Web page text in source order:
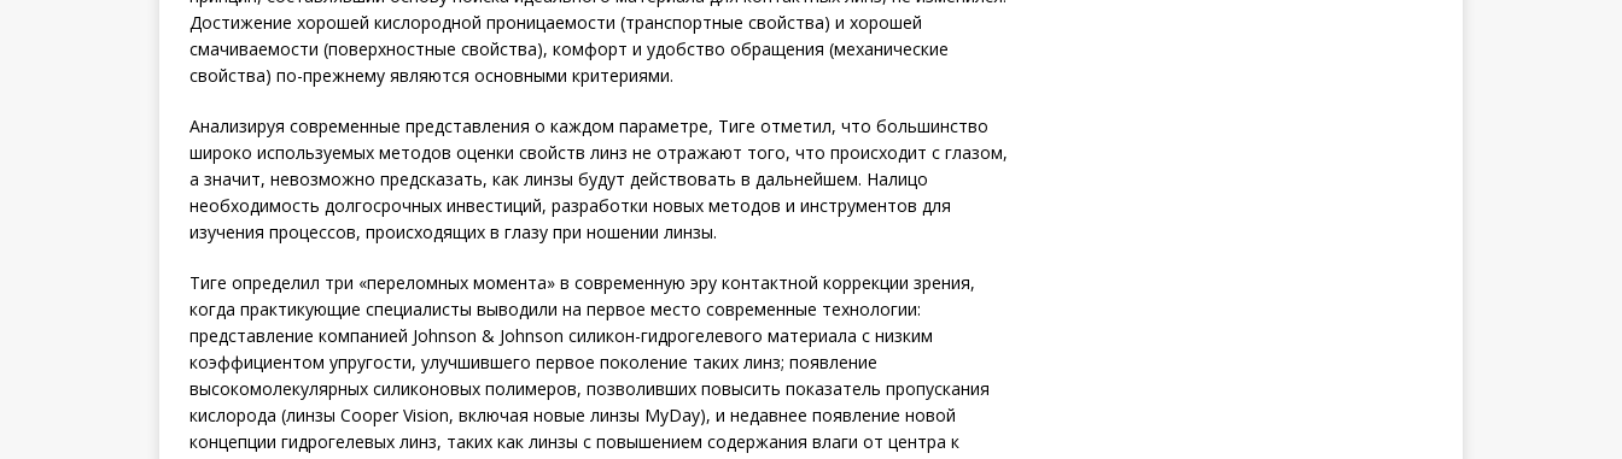
Достижение хорошей кислородной проницаемости (транспортные свойства) и хорошей
смачиваемости (поверхностные свойства), комфорт и удобство обращения (механические
свойства) по-прежнему являются основными критериями.
Анализируя современные представления о каждом параметре, Тиге отметил, что большинство
широко используемых методов оценки свойств линз не отражают того, что происходит с глазом,
а значит, невозможно предсказать, как линзы будут действовать в дальнейшем. Налицо
необходимость долгосрочных инвестиций, разработки новых методов и инструментов для
изучения процессов, происходящих в глазу при ношении линзы.
Тиге определил три «переломных момента» в современную эру контактной коррекции зрения,
когда практикующие специалисты выводили на первое место современные технологии:
представление компанией Johnson & Johnson силикон-гидрогелевого материала с низким
коэффициентом упругости, улучшившего первое поколение таких линз; появление
высокомолекулярных силиконовых полимеров, позволивших повысить показатель пропускания
кислорода (линзы Cooper Vision, включая новые линзы MyDay), и недавнее появление новой
концепции гидрогелевых линз, таких как линзы с повышением содержания влаги от центра к